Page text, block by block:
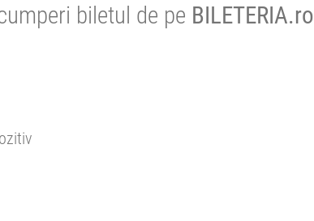
biletul de pe BILETERIA.ro